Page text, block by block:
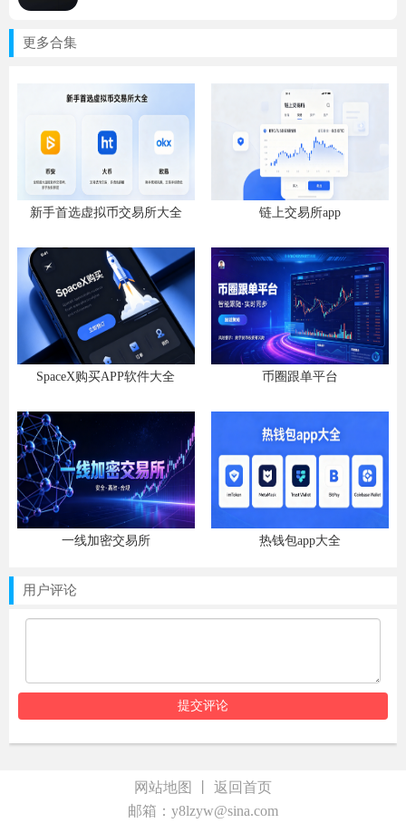
更多合集
新手首选虚拟币交易所大全 链上交易所app
SpaceX购买APP软件大全 币圈跟单平台
一线加密交易所 热钱包app大全
用户评论
网站地图
返回首页
邮箱：y8lzyw@sina.com